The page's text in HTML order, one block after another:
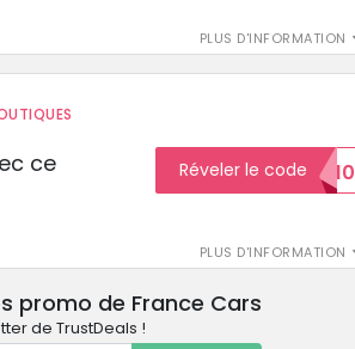
PLUS D'INFORMATION
ce
PLUS D'INFORMATION
Réveler le code
REDUCTION10
promo de France Cars
de TrustDeals !